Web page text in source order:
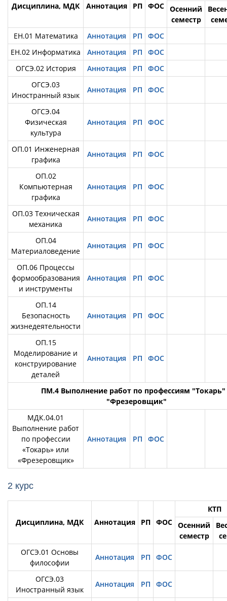
Дисциплина, МДК Аннотация РП ФОС Осенний
семестр
ЕН.01 Математика
Аннотация РП
ФОС
ЕН.02 Информатика
Аннотация РП
ФОС
ОГСЭ.02 История
Аннотация РП
ФОС
ОГСЭ.03
Иностранный язык
Аннотация РП ФОС
ОГСЭ.04
Физическая
культура
Аннотация РП ФОС
ОП.01 Инженерная
графика
Аннотация РП ФОС
ОП.02
Компьютерная
графика
Аннотация РП ФОС
ОП.03 Техническая
механика
Аннотация РП ФОС
ОП.04
Материаловедение
Аннотация РП ФОС
ОП.06 Процессы
формообразования
и инструменты
Аннотация РП ФОС
ОП.14
Безопасность
жизнедеятельности
Аннотация РП ФОС
ОП.15
Моделирование и
конструирование
деталей
Аннотация РП ФОС
ПМ.4 Выполнение работ по профессиям
"Фрезеровщик"
МДК.04.01
Выполнение работ
по профессии
«Токарь» или
«Фрезеровщик»
Аннотация РП ФОС
2 курс
Дисциплина, МДК Аннотация РП ФОС
КТП
Осенний
семестр
ОГСЭ.01 Основы
философии
Аннотация РП ФОС
ОГСЭ.03
Иностранный язык
Аннотация РП ФОС